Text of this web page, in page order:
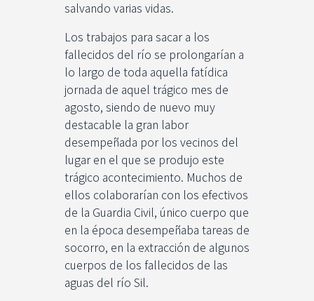
salvando varias vidas.
Los trabajos para sacar a los
fallecidos del río se prolongarían a
lo largo de toda aquella fatídica
jornada de aquel trágico mes de
agosto, siendo de nuevo muy
destacable la gran labor
desempeñada por los vecinos del
lugar en el que se produjo este
trágico acontecimiento. Muchos de
ellos colaborarían con los efectivos
de la Guardia Civil, único cuerpo que
en la época desempeñaba tareas de
socorro, en la extracción de algunos
cuerpos de los fallecidos de las
aguas del río Sil.